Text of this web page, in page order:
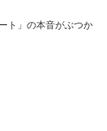
ト」の本音がぶつか